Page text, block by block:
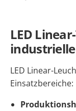
LED
LED Linear-
Einsatzbereiche: